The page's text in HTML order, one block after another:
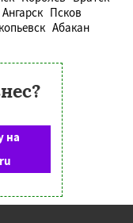
Ангарск Псков
Абакан
на